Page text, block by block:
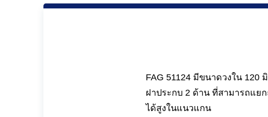
FAG 51124 มีขนาดวงใน 120
ฝาประกบ 2 ด้าน ที่สามารถแย
ได้สูงในแนวแกน